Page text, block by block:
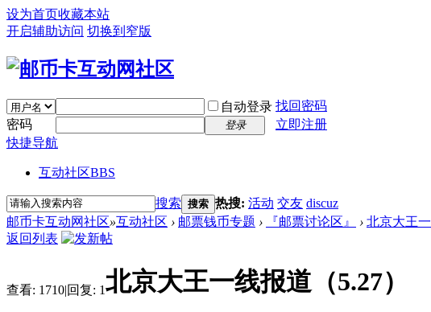
设为首页收藏本站
开启辅助访问 切换到窄版
自动登录 找回密码
密码
登录
立即注册
快捷导航
互动社区BBS
搜索 搜索 热搜: 活动 交友 discuz
邮币卡互动网社区»互动社区 › 邮票钱币专题 › 『邮票讨论区』 › 北京大王一
返回列表
查看: 1710|回复: 1北京大王一线报道（5.27）